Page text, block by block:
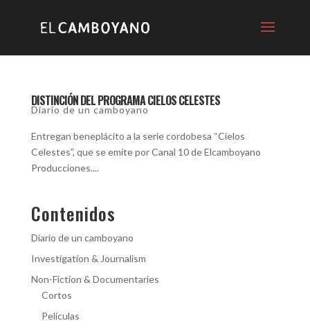
DISTINCIÓN DEL PROGRAMA CIELOS CELESTES
Diario de un camboyano
Entregan beneplácito a la serie cordobesa “Cielos
Celestes”, que se emite por Canal 10 de Elcamboyano
Producciones....
Contenidos
Diario de un camboyano
Investigation & Journalism
Non-Fiction & Documentaries
Cortos
Películas